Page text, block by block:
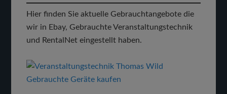
Hier finden Sie aktuelle Gebrauchtangebote die
wir in Ebay, Gebrauchte Veranstaltungstechnik
und RentalNet eingestellt haben.